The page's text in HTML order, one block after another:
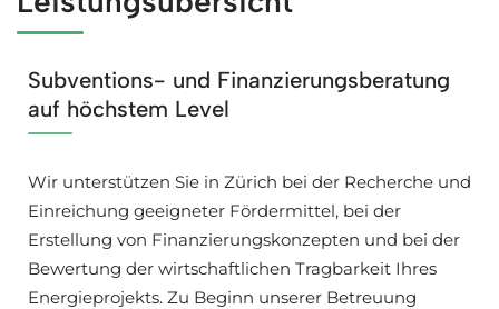
Subventions- und Finanzierungsberatung
auf höchstem Level
Wir unterstützen Sie in Zürich bei der Recherche und
Einreichung geeigneter Fördermittel, bei der
Erstellung von Finanzierungskonzepten und bei der
Bewertung der wirtschaftlichen Tragbarkeit Ihres
Energieprojekts. Zu Beginn unserer Betreuung